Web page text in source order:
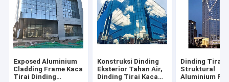
Exposed Aluminium
Cladding Frame Kaca
Tirai Dinding
Konstruksi Dinding
Eksterior Tahan Air,
Dinding Tirai Kaca
Dinding Tirai
Struktural
Aluminium